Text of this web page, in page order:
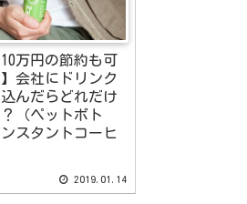
10万円の節約も可
会社にドリンク
んだらどれだけ
（ペットボト
スタントコーヒ
2019.01.14